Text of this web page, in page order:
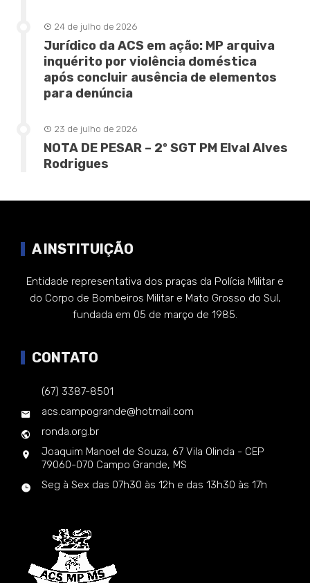
24 de julho de 2026
Jurídico da ACS em ação: MP arquiva
inquérito por violência doméstica
após concluir ausência de elementos
para denúncia
23 de julho de 2026
NOTA DE PESAR – 2º SGT PM Elval Alves
Rodrigues
A INSTITUIÇÃO
Entidade representativa dos praças da Polícia Militar e
do Corpo de Bombeiros Militar e Mato Grosso do Sul,
fundada em 05 de março de 1985.
CONTATO
(67) 3387-8501
acs.campogrande@hotmail.com
ronda.org.br
Joaquim Manoel de Souza, 67 Vila Olinda - CEP
79060-070 Campo Grande, MS
Seg à Sex das 07h30 às 12h e das 13h30 às 17h